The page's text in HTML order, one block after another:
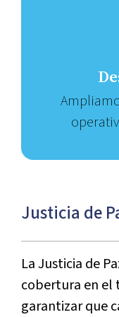
Justicia de
La Justicia de
cobertura en el
garantizar que